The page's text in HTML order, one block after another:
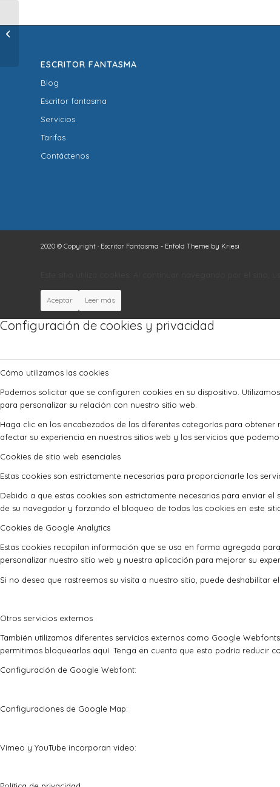
ESCRITOR FANTASMA
Blog
Escritor fantasma
Servicios
Tarifas
Contáctenos
2020 © Copyright · Escritor Fantasma - Enfold Theme by Kriesi
Aceptar Leer más
Configuración de cookies y privacidad
Cómo utilizamos las cookies
Podemos solicitar que se configuren cookies en su dispositivo.
para personalizar su relación con nuestro sitio web.
Haga clic en los encabezados de las diferentes categorías para
afectar su experiencia en nuestros sitios web y los servicios que
Cookies de sitio web esenciales
Estas cookies son estrictamente necesarias para proporcionarle los
Debido a que estas cookies son estrictamente necesarias para enviar
de su navegador y forzando el bloqueo de todas las cookies en este
Cookies de Google Analytics
Estas cookies recopilan información que se usa en forma agregada
personalizar nuestro sitio web y nuestra aplicación para mejorar su
Si no desea que rastreemos su visita a nuestro sitio, puede deshabilitar
Otros servicios externos
También utilizamos diferentes servicios externos como Google
permitimos bloquearlos aquí. Tenga en cuenta que esto podría reducir
Configuración de Google Webfont:
Configuraciones de Google Map:
Vimeo y YouTube incorporan video: